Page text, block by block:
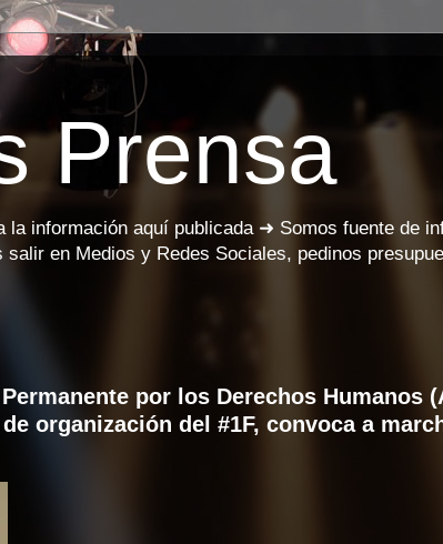
Prensa
información aquí publicada ➜ Somos fuente de
en Medios y Redes Sociales, pedinos
por los Derechos Humanos
organización del #1F, convoca a